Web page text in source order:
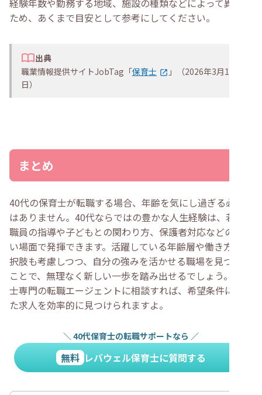
経験年数や勤務する地域、施設の種類などによって異なる
ため、あくまで目安として参考にしてください。
出典
職業情報提供サイトJobTag「保育士
」（2026年3月12
日）
まとめ
40代の保育士が転職する場合、年齢を気にし過ぎる必要
はありません。40代ならではの豊かな人生経験は、若手
職員の指導や子どもとの関わり方、保護者対応などの幅広
い場面で発揮できます。活躍している年齢層や働き方の選
択肢も考慮しつつ、自分の強みを活かせる職場を見つける
ことで、無理なく新しい一歩を踏み出せるでしょう。保育
士専門の転職エージェントに相談すれば、希望条件に合っ
た求人を効率的に見つけられますよ。
＼ 40代保育士の転職サポートなら ／
無料 レバウェル保育士に質問する